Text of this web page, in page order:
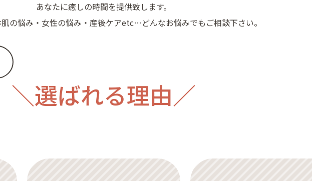
あなたに癒しの時間を提供致します。
の悩み・女性の悩み・産後ケアetc…どんなお悩みでもご相談下さい。
選ばれる理由